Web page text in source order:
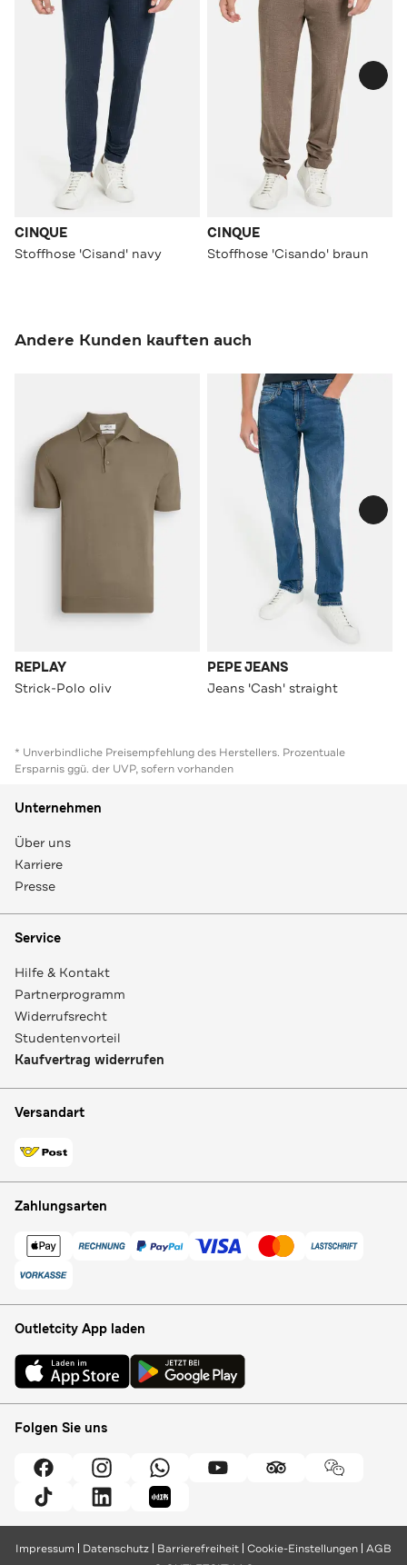
CINQUE
Stoffhose 'Cisand' navy
CINQUE
Stoffhose 'Cisando' braun
Andere Kunden kauften auch
REPLAY
Strick-Polo oliv
PEPE JEANS
Jeans 'Cash' straight
* Unverbindliche Preisempfehlung des Herstellers. Prozentuale
Ersparnis ggü. der UVP, sofern vorhanden
Unternehmen
Über uns
Karriere
Presse
Service
Hilfe & Kontakt
Partnerprogramm
Widerrufsrecht
Studentenvorteil
Kaufvertrag widerrufen
Versandart
Zahlungsarten
Outletcity App laden
Folgen Sie uns
Impressum Datenschutz Barrierefreiheit Cookie-Einstellungen AGB